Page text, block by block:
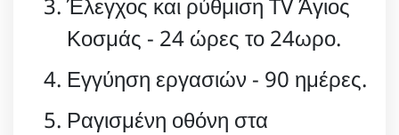
Κοσμάς - 24 ώρες το 24ωρο.
Εγγύηση εργασιών - 90 ημέρες.
Ραγισμένη οθόνη στα